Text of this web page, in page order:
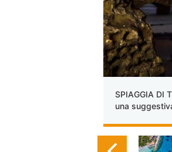
SPIAGGIA DI
una